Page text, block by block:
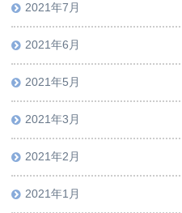
2021年7月
2021年6月
2021年5月
2021年3月
2021年2月
2021年1月